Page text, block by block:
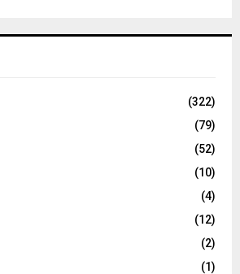
(322)
(79)
(52)
(10)
(4)
(12)
(2)
(1)